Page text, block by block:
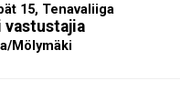
15, Tenavaliiga
vastustajia
Mölymäki